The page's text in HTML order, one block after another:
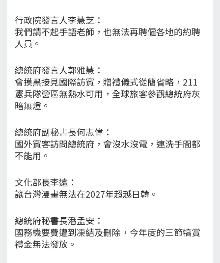
行政院發言人李慧芝：
我們請不起手語老師，也無法再聘僱各地的約聘
人員。
總統府發言人郭雅慧：
會摸黑接見國際訪賓，贈禮儀式從簡省略，211
憲兵隊營區無熱水可用，全球旅客參觀總統府灰
暗無燈。
總統府副秘書長何志偉：
國外賓客訪問總統府，會沒水沒電，連洗手間都
不能用。
文化部長李遠：
讓台灣漫畫無法在2027年超越日韓。
總統府秘書長潘孟安：
國務機要費遭到凍結及刪除，今年度的三節犒賞
禮金無法發放。